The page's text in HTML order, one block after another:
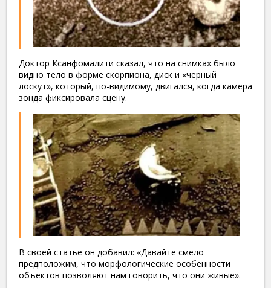
Доктор Ксанфомалити сказал, что на снимках было
видно тело в форме скорпиона, диск и «черный
лоскут», который, по-видимому, двигался, когда камера
зонда фиксировала сцену.
В своей статье он добавил: «Давайте смело
предположим, что морфологические особенности
объектов позволяют нам говорить, что они живые».